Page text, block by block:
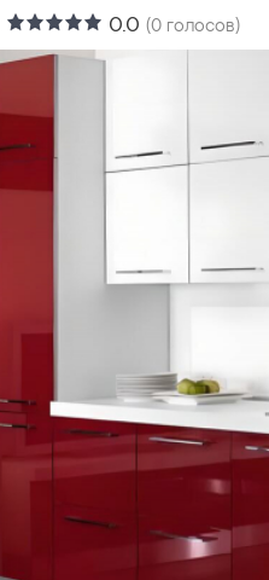
0.0 (0 голосов)